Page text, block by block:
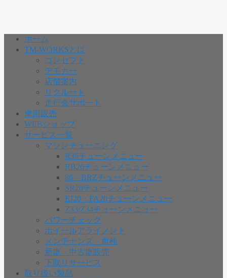
ホーム
TM-WORKSとは
コンセプト
デモカー
店舗案内
リクルート
走行会サポート
車両販売
WEBショップ
サービス一覧
マシンチューニング
R35チューンメニュー
RB26チューンメニュー
86・BRZチューンメニュー
SR20チューンメニュー
EJ20・FA20チューンメニュー
Z33/Z34チューンメニュー
パワーチェック
ホイールアライメント
メンテナンス・車検
新車・中古車販売
下取りサービス
取り扱い製品